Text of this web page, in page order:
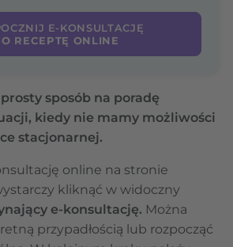
E-KONSULTACJĘ
RECEPTĘ ONLINE
sposób na poradę
kiedy nie mamy możliwości
stacjonarnej.
online na stronie
kliknąć w widoczny
e-konsultację. Można
przypadłością lub rozpocząć